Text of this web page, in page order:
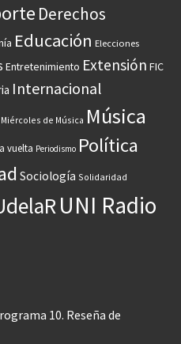
Derechos
Educación Elecciones
Entretenimiento Extensión FIC
Internacional
Miércoles de Música Música
vuelta Periodismo Política
Sociología Solidaridad
UNI Radio
10. Reseña de